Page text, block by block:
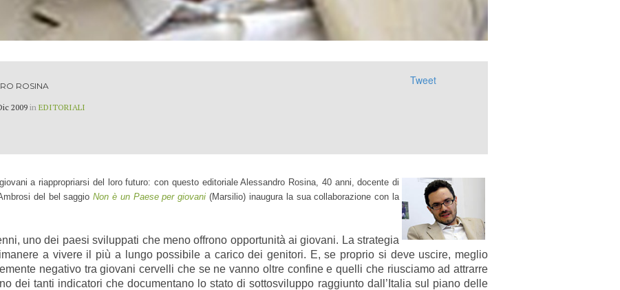
ROSINA
2009in EDITORIALI
Tweet
a riappropriarsi del loro futuro: con questo editoriale Alessandro Rosina, 40 anni, docente di
del bel saggioNon è un Paese per giovani (Marsilio) inaugura la sua collaborazione con la
uno dei paesi sviluppati che meno offrono opportunità ai giovani. La strategia
a vivere il più a lungo possibile a carico dei genitori. E, se proprio si deve uscire, meglio
negativo tra giovani cervelli che se ne vanno oltre confine e quelli che riusciamo ad attrarre
dei tanti indicatori che documentano lo stato di sottosviluppo raggiunto dall’Italia sul piano delle